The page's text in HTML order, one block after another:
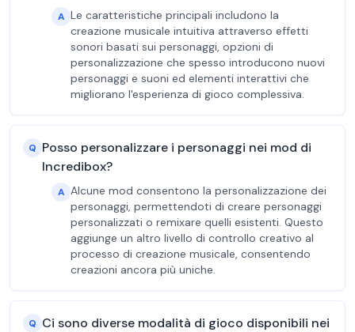
A Le caratteristiche principali includono la
creazione musicale intuitiva attraverso effetti
sonori basati sui personaggi, opzioni di
personalizzazione che spesso introducono nuovi
personaggi e suoni ed elementi interattivi che
migliorano l'esperienza di gioco complessiva.
Q Posso personalizzare i personaggi nei mod di
Incredibox?
A Alcune mod consentono la personalizzazione dei
personaggi, permettendoti di creare personaggi
personalizzati o remixare quelli esistenti. Questo
aggiunge un altro livello di controllo creativo al
processo di creazione musicale, consentendo
creazioni ancora più uniche.
Q Ci sono diverse modalità di gioco disponibili nei